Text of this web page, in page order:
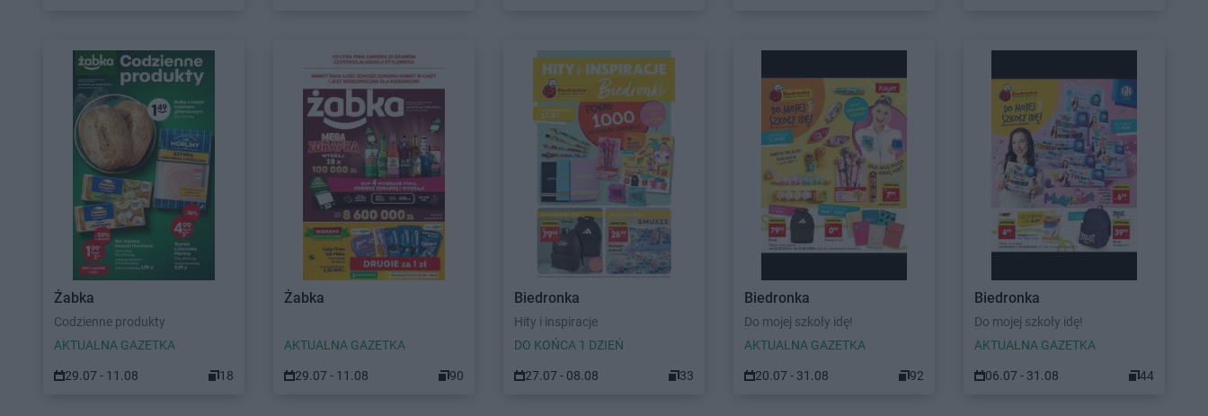
Żabka
Codzienne produkty
AKTUALNA GAZETKA
29.07 - 11.08 18
Żabka
AKTUALNA GAZETKA
29.07 - 11.08 90
Biedronka
Hity i inspiracje
DO KOŃCA 1 DZIEŃ
27.07 - 08.08 33
Biedronka
Do mojej szkoły idę!
AKTUALNA GAZETKA
20.07 - 31.08 92
Biedronka
Do mojej szkoły idę!
AKTUALNA GAZETKA
06.07 - 31.08 44